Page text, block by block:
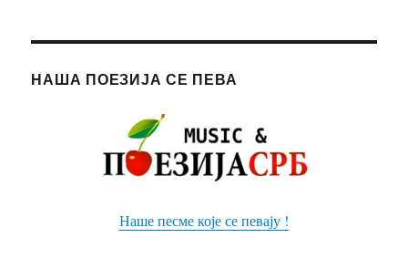
НАША ПОЕЗИЈА СЕ ПЕВА
Наше песме које се певају !